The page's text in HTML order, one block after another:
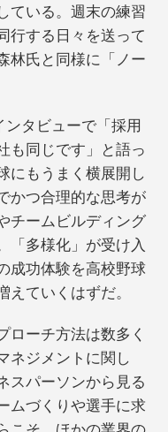
ている。週末の練習
行する日々を送って
林氏と同様に「ノー
タビューで「採用
も同じです」と語っ
にもうまく横展開し
かつ合理的な思考が
チームビルディング
「多様化」が受け入
成功体験を高校野球
ていくはずだ。
ーチ方法は数多く
ネジメントに関し
スパーソンから見る
ムづくりや選手に求